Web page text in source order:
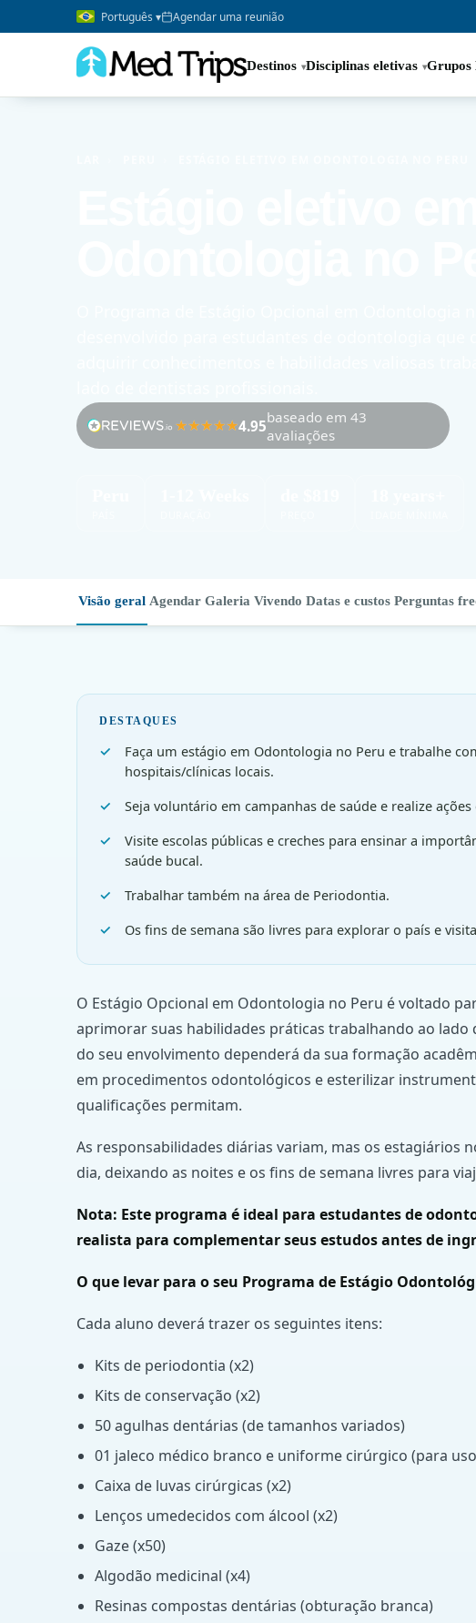
Português ▾ Agendar uma reunião
Destinos Disciplinas eletivas Grupos
4.95baseado em 43
avaliações
Visão geral Agendar Galeria Vivendo Datas e custos Perguntas
DESTAQUES
Faça um estágio em Odontologia no Peru e trabalhe
hospitais/clínicas locais.
Seja voluntário em campanhas de saúde e realize
Visite escolas públicas e creches para ensinar a
saúde bucal.
Trabalhar também na área de Periodontia.
Os fins de semana são livres para explorar o país e
O Estágio Opcional em Odontologia no Peru é voltado
aprimorar suas habilidades práticas trabalhando ao lado
do seu envolvimento dependerá da sua formação
em procedimentos odontológicos e esterilizar
qualificações permitam.
As responsabilidades diárias variam, mas os estagiários
dia, deixando as noites e os fins de semana livres para
Nota: Este programa é ideal para estudantes de
realista para complementar seus estudos antes de
O que levar para o seu Programa de Estágio
Cada aluno deverá trazer os seguintes itens:
Kits de periodontia (x2)
Kits de conservação (x2)
50 agulhas dentárias (de tamanhos variados)
01 jaleco médico branco e uniforme cirúrgico (para
Caixa de luvas cirúrgicas (x2)
Lenços umedecidos com álcool (x2)
Gaze (x50)
Algodão medicinal (x4)
Resinas compostas dentárias (obturação branca)